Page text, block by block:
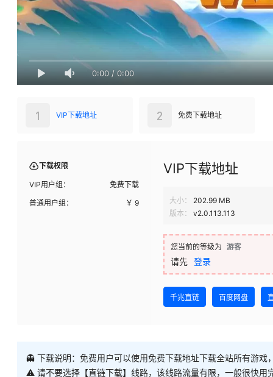
0:00/ 0:00
VIP下载地址
1 免费下载地址
2
下载权限
VIP用户组：
免费下载
普通用户组：
￥ 9
VIP下载地址
大小：
202.99 MB
版本：
v2.0.113.113
您当前的等级为 游客
请先 登录
千兆直链 百度网盘
👻 下载说明：免费用户可以使用免费下载地址下载全站所有游
⚠ 请不要选择【直链下载】线路，该线路流量有限，一般很快用